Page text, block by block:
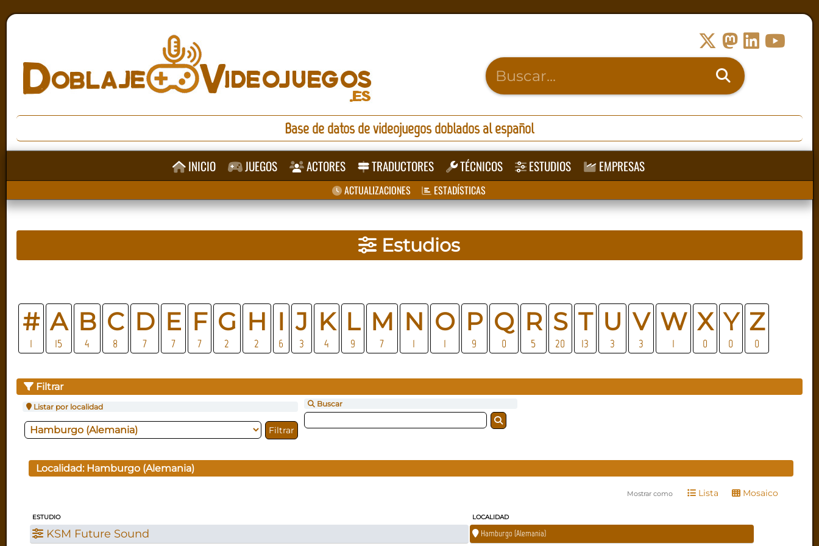
Base de datos de videojuegos doblados al español
INICIO JUEGOS ACTORES TRADUCTORES TÉCNICOS ESTUDIOS EMPRESAS
ACTUALIZACIONES ESTADÍSTICAS
Estudios
#
1
A
15
B
4
C
8
D
7
E
7
F
7
G
2
H
2
I
6
J
3
K
4
L
9
M
7
N
1
O
1
P
9
Q
0
R
5
S
20
T
13
U
3
V
3
W
1
X
0
Y
0
Z
0
Filtrar
Listar por localidad Buscar
Localidad: Hamburgo (Alemania)
Mostrar como Lista Mosaico
ESTUDIO LOCALIDAD
KSM Future Sound Hamburgo (Alemania)